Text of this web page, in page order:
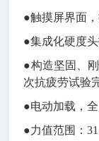
●触摸屏界面，
●集成化硬度
●构造坚固、
次抗疲劳试验
●电动加载，
●力值范围：